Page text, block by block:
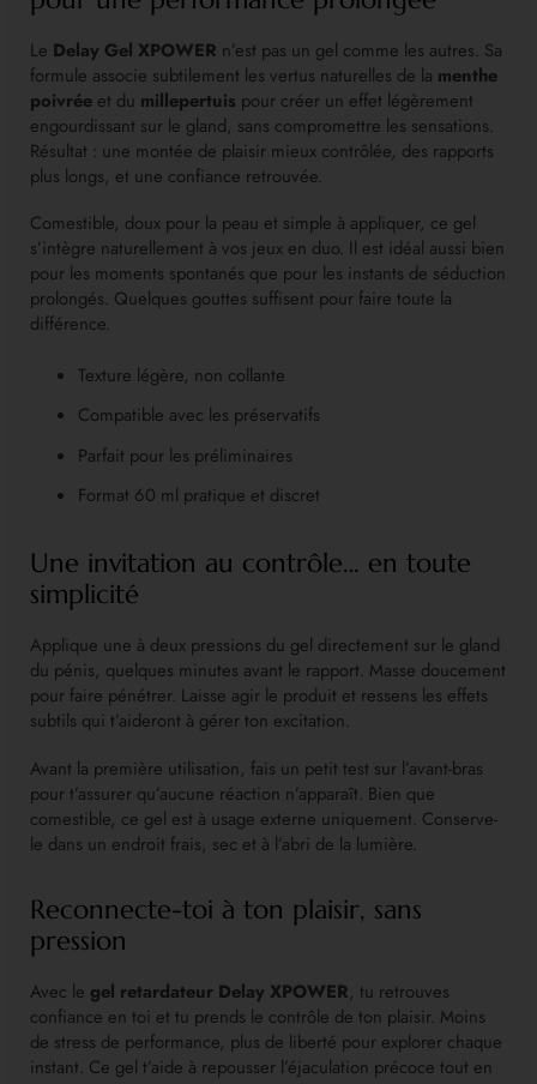
Le Delay Gel XPOWER n’est pas un gel comme les autres. Sa
formule associe subtilement les vertus naturelles de la menthe
poivrée et du millepertuis pour créer un effet légèrement
engourdissant sur le gland, sans compromettre les sensations.
Résultat : une montée de plaisir mieux contrôlée, des rapports
plus longs, et une confiance retrouvée.
Comestible, doux pour la peau et simple à appliquer, ce gel
s’intègre naturellement à vos jeux en duo. Il est idéal aussi bien
pour les moments spontanés que pour les instants de séduction
prolongés. Quelques gouttes suffisent pour faire toute la
différence.
Texture légère, non collante
Compatible avec les préservatifs
Parfait pour les préliminaires
Format 60 ml pratique et discret
Une invitation au contrôle… en toute
simplicité
Applique une à deux pressions du gel directement sur le gland
du pénis, quelques minutes avant le rapport. Masse doucement
pour faire pénétrer. Laisse agir le produit et ressens les effets
subtils qui t’aideront à gérer ton excitation.
Avant la première utilisation, fais un petit test sur l’avant-bras
pour t’assurer qu’aucune réaction n’apparaît. Bien que
comestible, ce gel est à usage externe uniquement. Conserve-
le dans un endroit frais, sec et à l’abri de la lumière.
Reconnecte-toi à ton plaisir, sans
pression
Avec le gel retardateur Delay XPOWER, tu retrouves
confiance en toi et tu prends le contrôle de ton plaisir. Moins
de stress de performance, plus de liberté pour explorer chaque
instant. Ce gel t’aide à repousser l’éjaculation précoce tout en